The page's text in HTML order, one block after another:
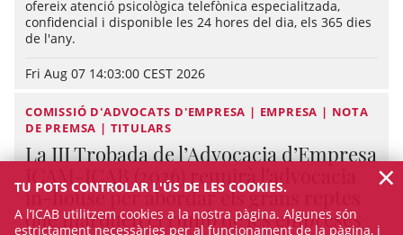
ofereix atenció psicològica telefònica especialitzada,
confidencial i disponible les 24 hores del dia, els 365 dies
de l'any.
Fri Aug 07 14:03:00 CEST 2026
COMISSIÓ D'ADVOCATS D'EMPRESA | EMPRESA | NOTA
DE PREMSA | TITULARS
La III Trobada de l’Advocacia d’Empresa
ICAM-ICAB (2026) reunirà l’advocacia
in-house per abordar els grans reptes
que marquen el rumb de les empreses
TU POTS CONTROLAR L'ÚS DE LES COOKIES.
A l’ICAB utilitzem cookies a la nostra pàgina. Algunes són
estrictament necessàries per al funcionament de la pàgina, i
×